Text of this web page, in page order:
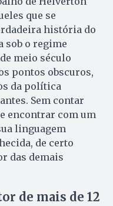
que se
história do
sob o regime
meio século
pontos obscuros,
da política
Sem contar
encontrar com um
linguagem
de certo
das demais
de mais de 12